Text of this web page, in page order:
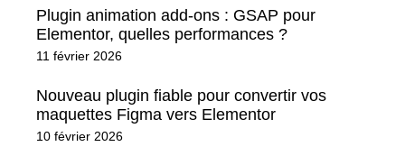
Plugin animation add-ons : GSAP pour
Elementor, quelles performances ?
11 février 2026
Nouveau plugin fiable pour convertir vos
maquettes Figma vers Elementor
10 février 2026